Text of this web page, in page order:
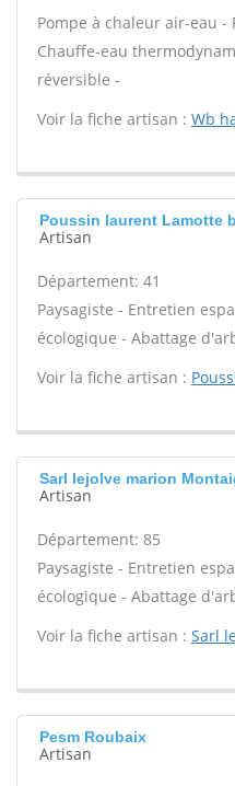
Pompe à chaleur air-eau -
Chauffe-eau
réversible -
Voir la fiche artisan : Wb
Poussin laurent Lamotte
Artisan
Département: 41
Paysagiste - Entretien
écologique - Abattage
Voir la fiche artisan :
Sarl lejolve marion
Artisan
Département: 85
Paysagiste - Entretien
écologique - Abattage
Voir la fiche artisan : Sarl
Pesm Roubaix
Artisan